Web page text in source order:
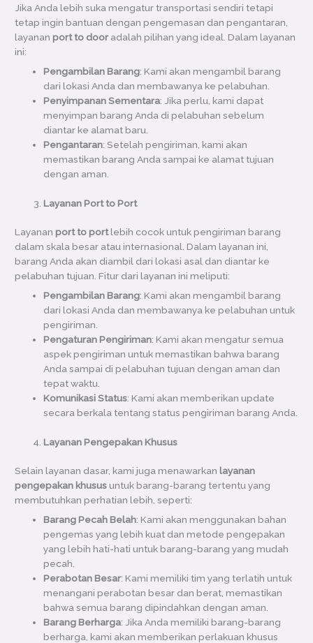
Jika Anda lebih suka mengatur transportasi sendiri tetapi
tetap ingin bantuan dengan pengemasan dan pengantaran,
layananport to door adalah pilihan yang ideal. Dalam layanan
ini:
Pengambilan Barang: Kami akan mengambil barang
dari lokasi Anda dan membawanya ke pelabuhan.
Penyimpanan Sementara: Jika perlu, kami dapat
menyimpan barang Anda di pelabuhan sebelum
diantar ke alamat baru.
Pengantaran: Setelah pengiriman, kami akan
memastikan barang Anda sampai ke alamat tujuan
dengan aman.
Layanan Port to Port
Layananport to portlebih cocok untuk pengiriman barang
dalam skala besar atau internasional. Dalam layanan ini,
barang Anda akan diambil dari lokasi asal dan diantar ke
pelabuhan tujuan. Fitur dari layanan ini meliputi:
Pengambilan Barang: Kami akan mengambil barang
dari lokasi Anda dan membawanya ke pelabuhan untuk
pengiriman.
Pengaturan Pengiriman: Kami akan mengatur semua
aspek pengiriman untuk memastikan bahwa barang
Anda sampai di pelabuhan tujuan dengan aman dan
tepat waktu.
Komunikasi Status: Kami akan memberikan update
secara berkala tentang status pengiriman barang Anda.
Layanan Pengepakan Khusus
Selain layanan dasar, kami juga menawarkan layanan
pengepakan khususuntuk barang-barang tertentu yang
membutuhkan perhatian lebih, seperti:
Barang Pecah Belah: Kami akan menggunakan bahan
pengemas yang lebih kuat dan metode pengepakan
yang lebih hati-hati untuk barang-barang yang mudah
pecah.
Perabotan Besar: Kami memiliki tim yang terlatih untuk
menangani perabotan besar dan berat, memastikan
bahwa semua barang dipindahkan dengan aman.
Barang Berharga: Jika Anda memiliki barang-barang
berharga, kami akan memberikan perlakuan khusus